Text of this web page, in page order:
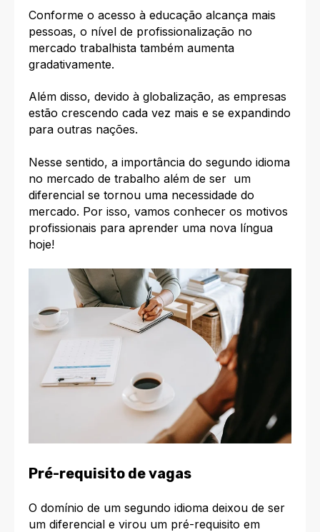
Conforme o acesso à educação alcança mais
pessoas, o nível de profissionalização no
mercado trabalhista também aumenta
gradativamente.
Além disso, devido à globalização, as empresas
estão crescendo cada vez mais e se expandindo
para outras nações.
Nesse sentido, a importância do segundo idioma
no mercado de trabalho além de ser um
diferencial se tornou uma necessidade do
mercado. Por isso, vamos conhecer os motivos
profissionais para aprender uma nova língua
hoje!
Pré-requisito de vagas
O domínio de um segundo idioma deixou de ser
um diferencial e virou um pré-requisito em